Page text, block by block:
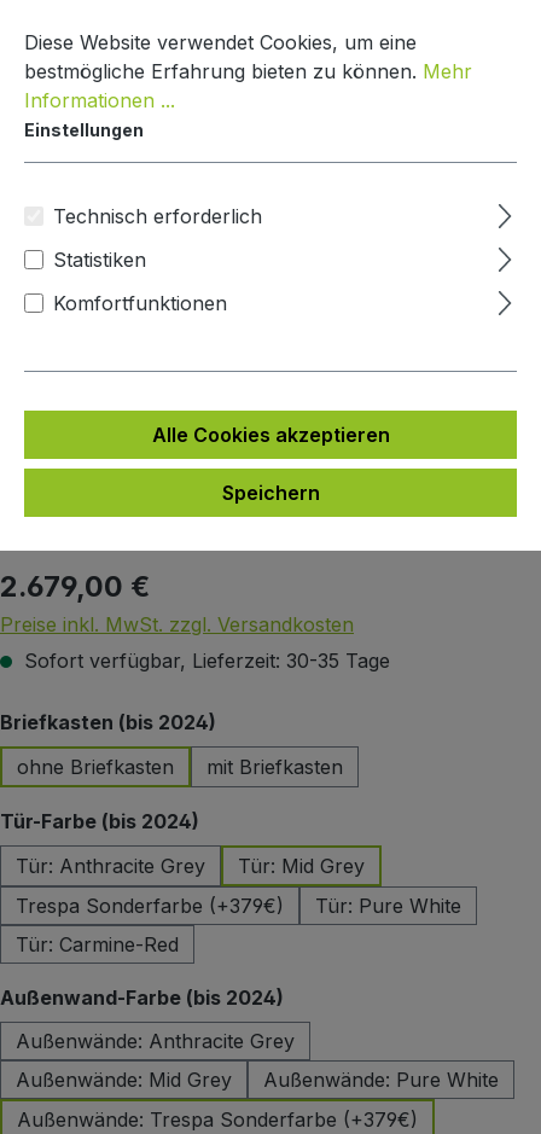
Paketbox One
Mypaketkasten
Bildergalerie überspringen
Regulärer Preis:
2.679,00 €
Preise inkl. MwSt. zzgl. Versandkosten
Sofort verfügbar, Lieferzeit: 30-35 Tage
Briefkasten (bis 2024)
ohne Briefkasten
mit Briefkasten
Tür-Farbe (bis 2024)
Tür: Anthracite Grey
Tür: Mid Grey
Trespa Sonderfarbe (+379€)
Tür: Pure White
Tür: Carmine-Red
Außenwand-Farbe (bis 2024)
Außenwände: Anthracite Grey
Außenwände: Mid Grey
Außenwände: Pure White
Außenwände: Trespa Sonderfarbe (+379€)
Diese Website verwendet Cookies, um eine
bestmögliche Erfahrung bieten zu können. Mehr
Informationen ...
Einstellungen
Technisch erforderlich
Statistiken
Komfortfunktionen
Alle Cookies akzeptieren
Speichern